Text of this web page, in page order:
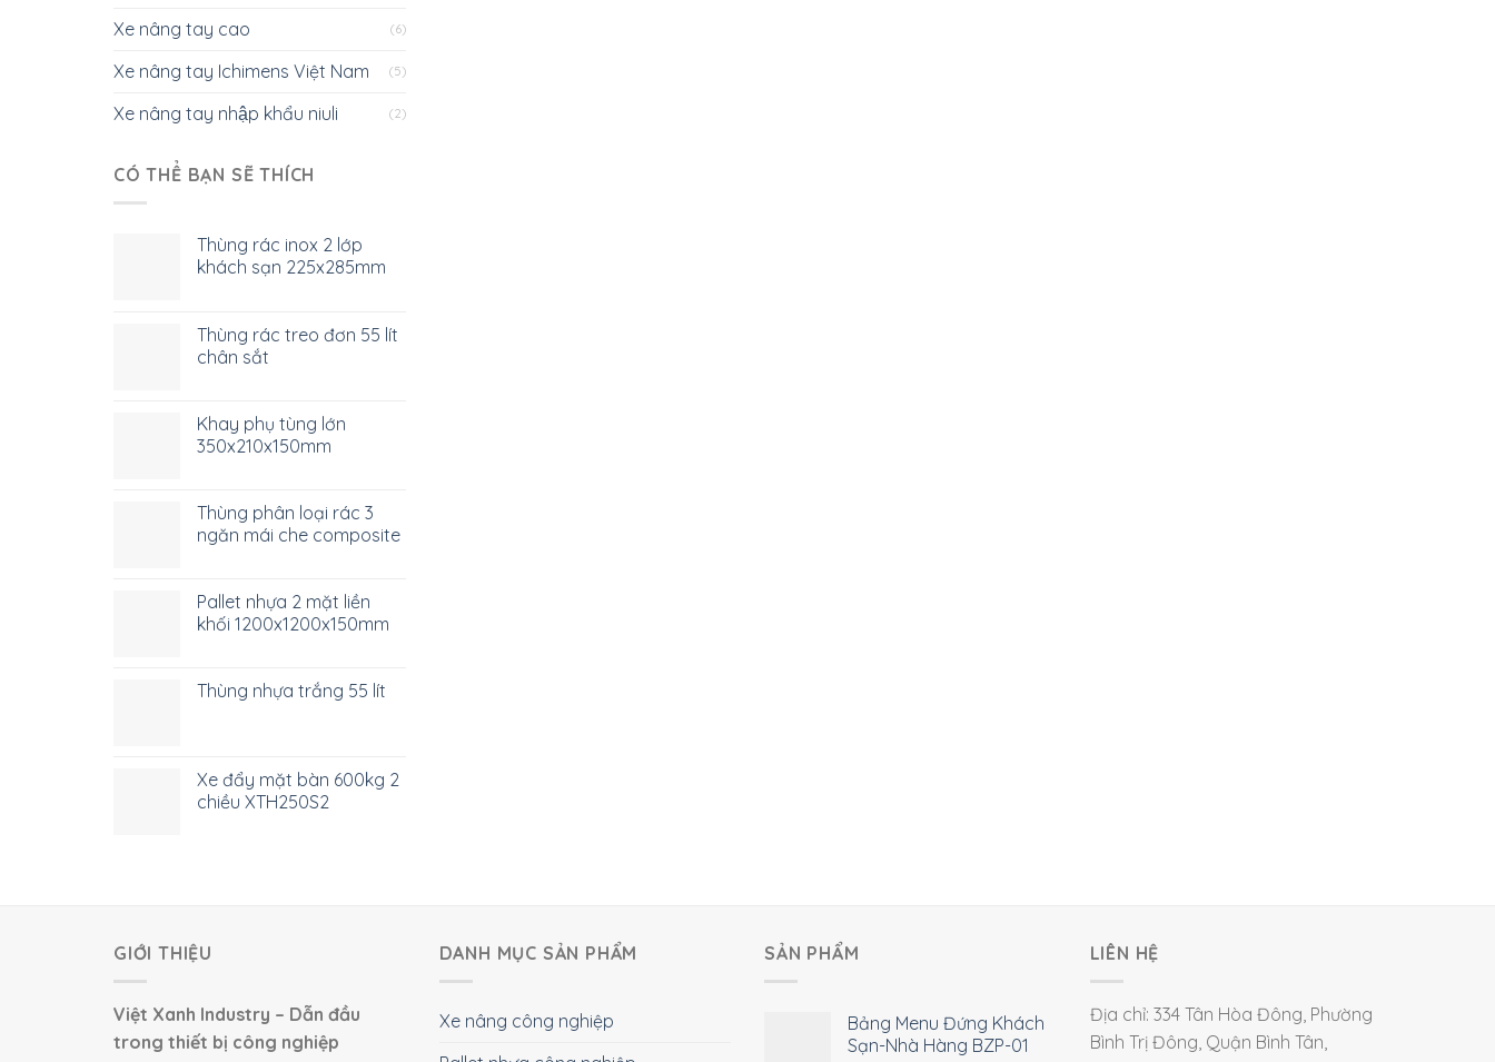
Xe nâng tay cao (6)
Xe nâng tay Ichimens Việt Nam (5)
Xe nâng tay nhập khẩu niuli (2)
CÓ THỂ BẠN SẼ THÍCH
Thùng rác inox 2 lớp
khách sạn 225x285mm
Thùng rác treo đơn 55 lít
chân sắt
Khay phụ tùng lớn
350x210x150mm
Thùng phân loại rác 3
ngăn mái che composite
Pallet nhựa 2 mặt liền
khối 1200x1200x150mm
Thùng nhựa trắng 55 lít
Xe đẩy mặt bàn 600kg 2
chiều XTH250S2
GIỚI THIỆU
Việt Xanh Industry – Dẫn đầu
trong thiết bị công nghiệp
DANH MỤC SẢN PHẨM
Xe nâng công nghiệp
SẢN PHẨM
Bảng Menu Đứng Khách
Sạn-Nhà Hàng BZP-01
LIÊN HỆ
Địa chỉ: 334 Tân Hòa Đông, Phường
Bình Trị Đông, Quận Bình Tân,